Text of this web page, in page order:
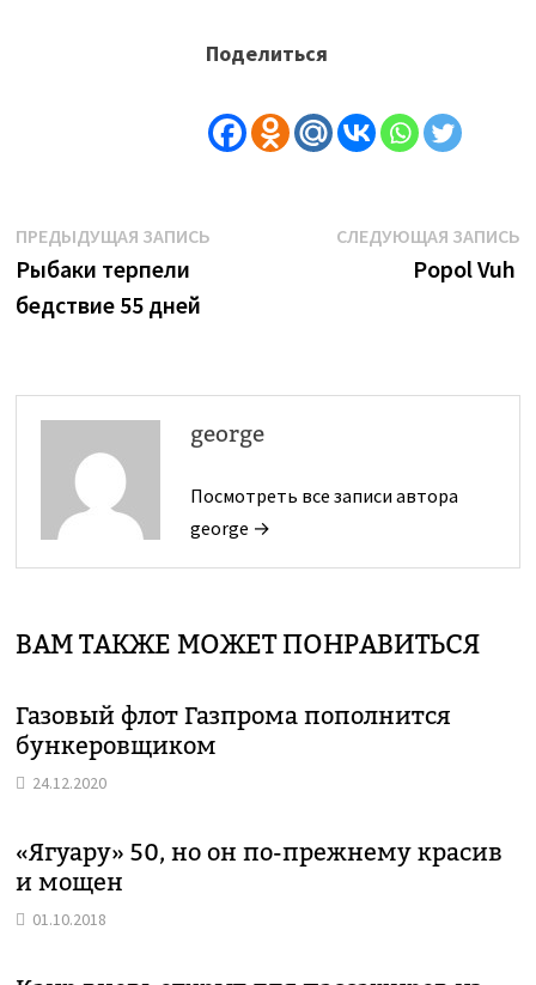
Поделиться
Навигация
по
записям
ПРЕДЫДУЩАЯ ЗАПИСЬПредыдущая
Рыбаки терпели
бедствие 55 дней
СЛЕДУЮЩАЯ ЗАПИСЬ
Popol Vuh
george
Посмотреть все записи автора
george →
ВАМ ТАКЖЕ МОЖЕТ ПОНРАВИТЬСЯ
Газовый флот Газпрома пополнится
бункеровщиком
24.12.2020
«Ягуару» 50, но он по-прежнему красив
и мощен
01.10.2018